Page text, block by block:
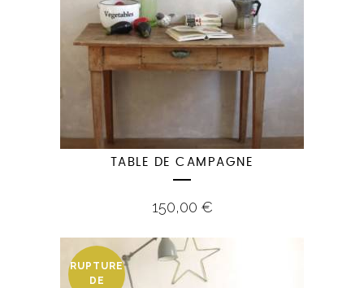
TABLE DE CAMPAGNE
150,00 €
RUPTURE
DE